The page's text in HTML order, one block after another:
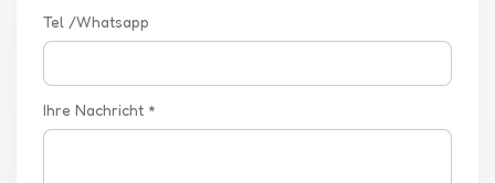
Tel /Whatsapp
Ihre Nachricht *